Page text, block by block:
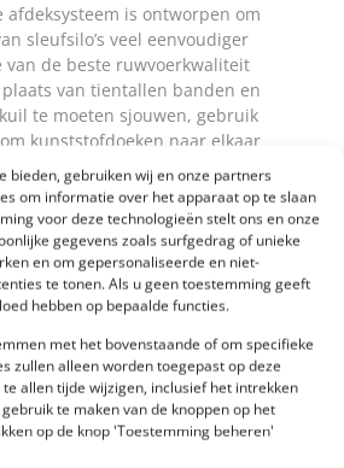
bieden, gebruiken wij en onze partners
om informatie over het apparaat op te slaan
voor deze technologieën stelt ons en onze
gegevens zoals surfgedrag of unieke
en om gepersonaliseerde en niet-
te tonen. Als u geen toestemming geeft
hebben op bepaalde functies.
met het bovenstaande of om specifieke
zullen alleen worden toegepast op deze
allen tijde wijzigen, inclusief het intrekken
te maken van de knoppen op het
op de knop 'Toestemming beheren'
afdeksysteem is ontworpen om
sleufsilo’s veel eenvoudiger
van de beste ruwvoerkwaliteit
van tientallen banden en
te moeten sjouwen, gebruik
kunststofdoeken naar elkaar
aan te spannen met een
is een strak afgedekte
dat het veel fysieke
het Silage
afdeksysteem bestaat uit
die speciaal zijn
sleufsilo effectief af te
worden over de kuil